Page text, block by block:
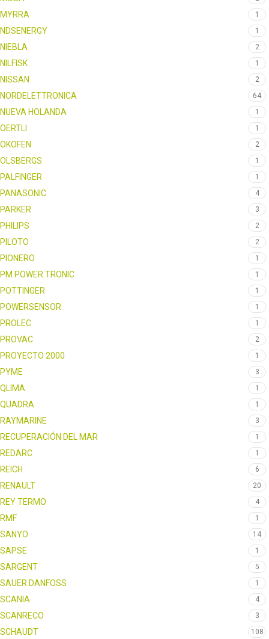
MYRRA 1
NDSENERGY 1
NIEBLA 2
NILFISK 1
NISSAN 2
NORDELETTRONICA 64
NUEVA HOLANDA 1
OERTLI 1
OKOFEN 2
OLSBERGS 1
PALFINGER 1
PANASONIC 4
PARKER 3
PHILIPS 2
PILOTO 2
PIONERO 1
PM POWER TRONIC 1
POTTINGER 1
POWERSENSOR 1
PROLEC 1
PROVAC 2
PROYECTO 2000 1
PYME 3
QLIMA 1
QUADRA 1
RAYMARINE 3
RECUPERACIÓN DEL MAR 1
REDARC 1
REICH 6
RENAULT 20
REY TERMO 4
RMF 1
SANYO 14
SAPSE 1
SARGENT 5
SAUER DANFOSS 1
SCANIA 4
SCANRECO 3
SCHAUDT 108